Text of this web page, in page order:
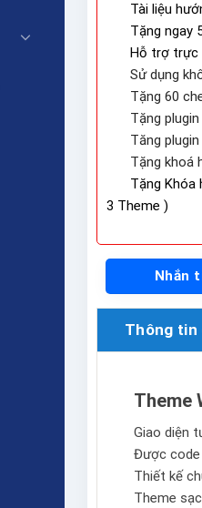
Tài liệu
Tặng ngay
Hỗ trợ trực
Sử dụng
Tặng 60
Tặng
Tăng
Tặng khoá
Tặng Khóa
3 Theme )
Nhắn
Thông
Theme
Giao diện
Được code
Thiết kế
Theme